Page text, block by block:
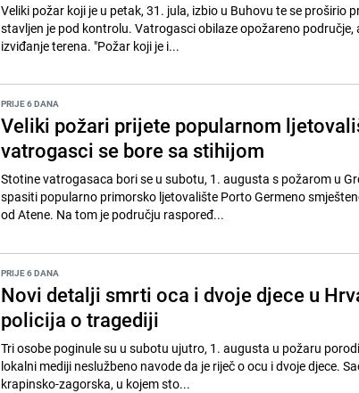
Veliki požar koji je u petak, 31. jula, izbio u Buhovu te se proširio
stavljen je pod kontrolu. Vatrogasci obilaze opožareno područje,
izviđanje terena. "Požar koji je i...
PRIJE 6 DANA
Veliki požari prijete popularnom
vatrogasci se bore sa stihijom
Stotine vatrogasaca bori se u subotu, 1. augusta s požarom u
spasiti popularno primorsko ljetovalište Porto Germeno
od Atene. Na tom je području raspoređ...
PRIJE 6 DANA
Novi detalji smrti oca i dvoje djece u
policija o tragediji
Tri osobe poginule su u subotu ujutro, 1. augusta u požaru
lokalni mediji neslužbeno navode da je riječ o ocu i dvoje djece.
krapinsko-zagorska, u kojem sto...